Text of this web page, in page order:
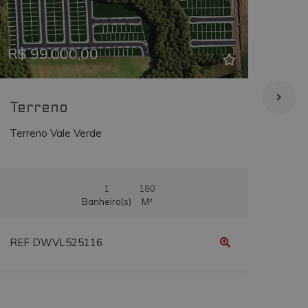
R$ 99.000,00
Terreno
Terreno Vale Verde
1
Banheiro(s)
180
M²
REF DWVL525116
como o usuário final
antes de visitar o